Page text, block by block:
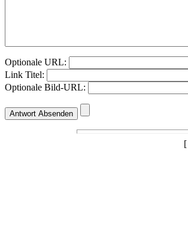
Optionale URL:
Link Titel:
Optionale Bild-URL:
[